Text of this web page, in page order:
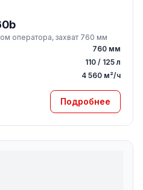
оператора, захват 760 мм
760 мм
110 / 125 л
4 560 м²/ч
Подробнее